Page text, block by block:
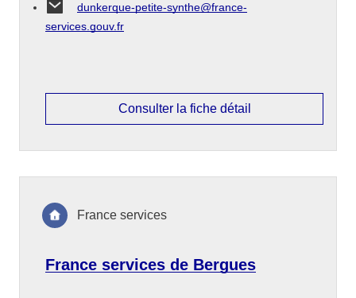
dunkerque-petite-synthe@france-
services.gouv.fr
Consulter la fiche détail
France services de Bergues
France services